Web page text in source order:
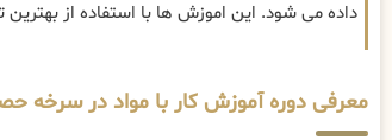
داده می شود. این اموزش ها با استفاده از
معرفی دوره آموزش کار با مواد در سرخه